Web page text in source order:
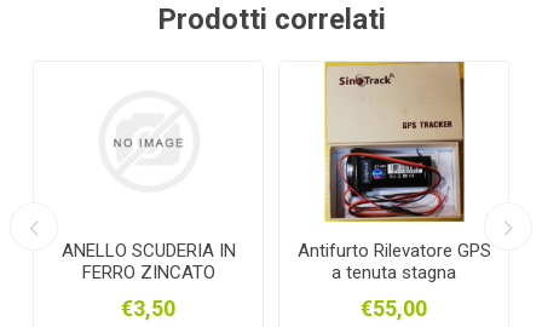
Prodotti correlati
ANELLO SCUDERIA IN
FERRO ZINCATO
€3,50
Antifurto Rilevatore GPS
a tenuta stagna
€55,00